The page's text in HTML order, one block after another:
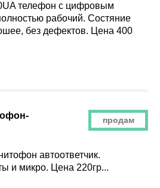
телефон с цифровым
рабочий. Состяние
без дефектов. Цена 400
продам
автоответчик.
и микро. Цена 220гр...